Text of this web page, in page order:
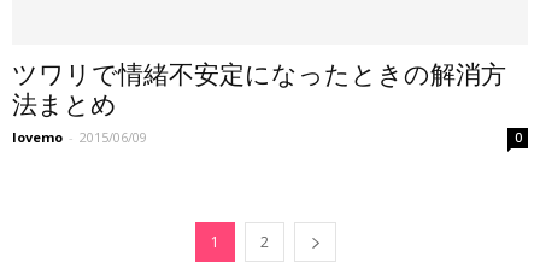
ツワリで情緒不安定になったときの解消方
法まとめ
lovemo - 2015/06/09 0
1 2